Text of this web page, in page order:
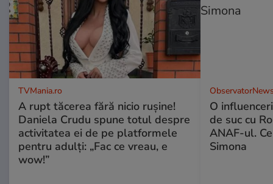
TVMania.ro
A rupt tăcerea fără nicio rușine!
Daniela Crudu spune totul despre
activitatea ei de pe platformele
pentru adulți: „Fac ce vreau, e
wow!”
O
de suc cu
ANAF-ul.
Simona